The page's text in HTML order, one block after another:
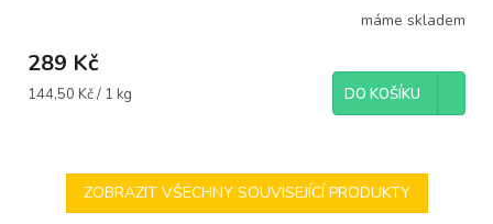
máme skladem
289 Kč
Měrná
144,50 Kč / 1 kg DO KOŠÍKU
ZOBRAZIT VŠECHNY SOUVISEJÍCÍ PRODUKTY